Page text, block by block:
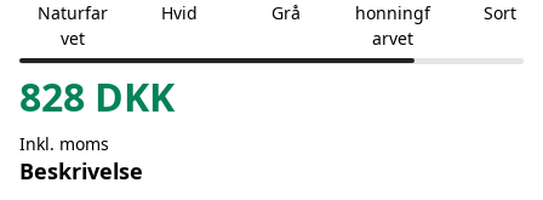
Naturfar
vet
Hvid Grå
honningf
arvet
Sort
828 DKK
Inkl. moms
Beskrivelse